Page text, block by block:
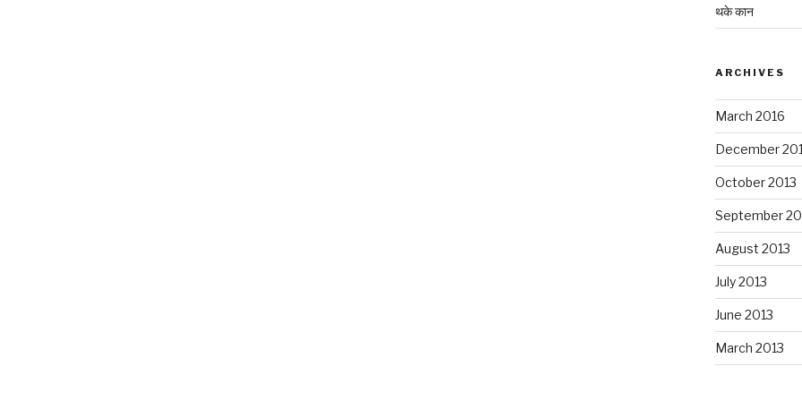
थके कान
ARCHIVES
March 2016
December
October 2013
September
August 2013
July 2013
June 2013
March 2013